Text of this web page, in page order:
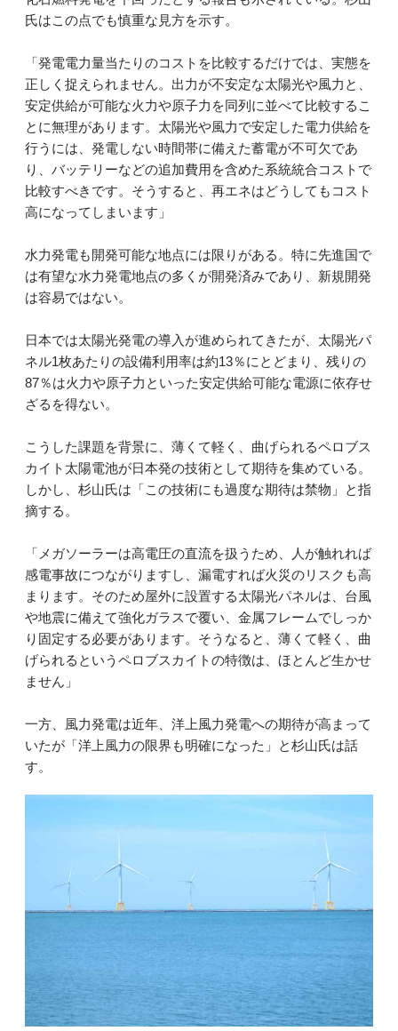
氏はこの点でも慎重な見方を示す。
「発電電力量当たりのコストを比較するだけでは、実態を
正しく捉えられません。出力が不安定な太陽光や風力と、
安定供給が可能な火力や原子力を同列に並べて比較するこ
とに無理があります。太陽光や風力で安定した電力供給を
行うには、発電しない時間帯に備えた蓄電が不可欠であ
り、バッテリーなどの追加費用を含めた系統統合コストで
比較すべきです。そうすると、再エネはどうしてもコスト
高になってしまいます」
水力発電も開発可能な地点には限りがある。特に先進国で
は有望な水力発電地点の多くが開発済みであり、新規開発
は容易ではない。
日本では太陽光発電の導入が進められてきたが、太陽光パ
ネル1枚あたりの設備利用率は約13％にとどまり、残りの
87％は火力や原子力といった安定供給可能な電源に依存せ
ざるを得ない。
こうした課題を背景に、薄くて軽く、曲げられるペロブス
カイト太陽電池が日本発の技術として期待を集めている。
しかし、杉山氏は「この技術にも過度な期待は禁物」と指
摘する。
「メガソーラーは高電圧の直流を扱うため、人が触れれば
感電事故につながりますし、漏電すれば火災のリスクも高
まります。そのため屋外に設置する太陽光パネルは、台風
や地震に備えて強化ガラスで覆い、金属フレームでしっか
り固定する必要があります。そうなると、薄くて軽く、曲
げられるというペロブスカイトの特徴は、ほとんど生かせ
ません」
一方、風力発電は近年、洋上風力発電への期待が高まって
いたが「洋上風力の限界も明確になった」と杉山氏は話
す。